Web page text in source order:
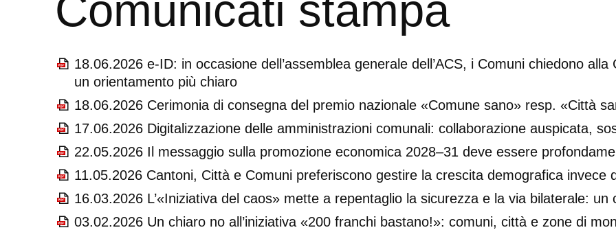
Comunicati stampa
18.06.2026 e-ID: in occasione dell’assemblea generale dell’ACS, i Comuni chiedono
un orientamento più chiaro
18.06.2026 Cerimonia di consegna del premio nazionale «Comune sano» resp. «Città
17.06.2026 Digitalizzazione delle amministrazioni comunali: collaborazione auspicata,
22.05.2026 Il messaggio sulla promozione economica 2028–31 deve essere
11.05.2026 Cantoni, Città e Comuni preferiscono gestire la crescita demografica invece
16.03.2026 L’«Iniziativa del caos» mette a repentaglio la sicurezza e la via bilaterale: un
03.02.2026 Un chiaro no all’iniziativa «200 franchi bastano!»: comuni, città e zone di